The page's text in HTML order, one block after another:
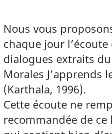
Nous vous
chaque jour l’écoute
dialogues extraits du
Morales J’apprends
(Karthala, 1996).
Cette écoute ne
recommandée de ce